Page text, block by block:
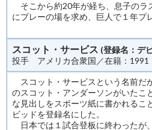
そこから約20年が経ち、息子のラ
にプレーの場を求め、巨人で１年プ
スコット・サービス (登録名：デ
投手 アメリカ合衆国／在籍：1991
スコット・サービスという名前だ
のスコット・アンダーソンがいたこ
な見出しをスポーツ紙に書かれるこ
ビッドを登録名にした。
日本では１試合登板に終わったが